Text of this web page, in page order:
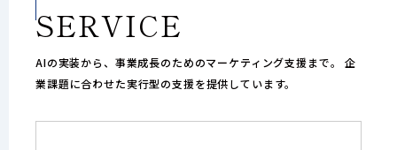
SERVICE
AIの実装から、事業成長のためのマーケティング支援まで。
企
業課題に合わせた実行型の支援を提供しています。